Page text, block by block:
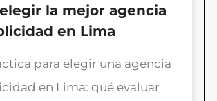
la mejor agencia
en Lima
para elegir una agencia
en Lima: qué evaluar